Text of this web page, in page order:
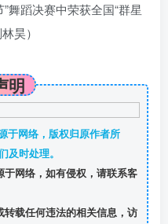
舞蹈决赛中荣获全国“群星
昊）
明
于网络，版权归原作者所
及时处理。
网络，如有侵权，请联系客
载任何违法的相关信息，访